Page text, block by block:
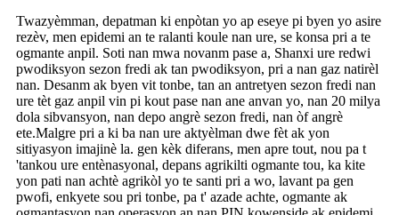
Twazyèmman, depatman ki enpòtan yo ap eseye pi byen yo asire
rezèv, men epidemi an te ralanti koule nan ure, se konsa pri a te
ogmante anpil. Soti nan mwa novanm pase a, Shanxi ure redwi
pwodiksyon sezon fredi ak tan pwodiksyon, pri a nan gaz natirèl
nan. Desanm ak byen vit tonbe, tan an antretyen sezon fredi nan
ure tèt gaz anpil vin pi kout pase nan ane anvan yo, nan 20 milya
dola sibvansyon, nan depo angrè sezon fredi, nan òf angrè
ete.Malgre pri a ki ba nan ure aktyèlman dwe fèt ak yon
sitiyasyon imajinè la. gen kèk diferans, men apre tout, nou pa t
'tankou ure entènasyonal, depans agrikilti ogmante tou, ka kite
yon pati nan achtè agrikòl yo te santi pri a wo, lavant pa gen
pwofi, enkyete sou pri tonbe, pa t' azade achte, ogmante ak